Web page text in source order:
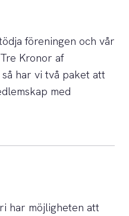
föreningen och vår
Kronor af
har vi två paket att
med
har möjligheten att